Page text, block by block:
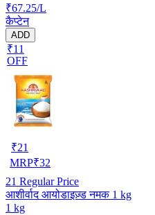
₹67.25/L
कैप्टेन
ADD
₹11
OFF
₹21
MRP₹32
21 Regular Price
आशीर्वाद आयोडाइज़्ड नमक 1 kg
1 kg